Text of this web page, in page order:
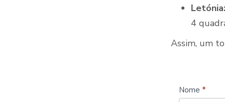
Letónia:
4
Assim, um
Construir
Nome *